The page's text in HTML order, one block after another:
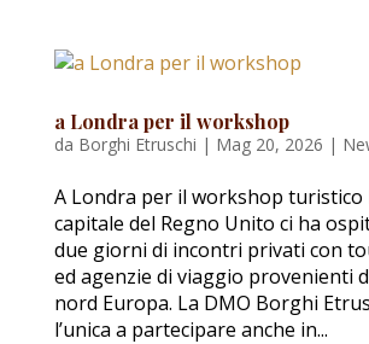
a Londra per il workshop
da Borghi Etruschi | Mag 20, 2026 |
A Londra per il workshop turistico
capitale del Regno Unito ci ha
due giorni di incontri privati con
ed agenzie di viaggio provenienti
nord Europa. La DMO Borghi
l’unica a partecipare anche in...